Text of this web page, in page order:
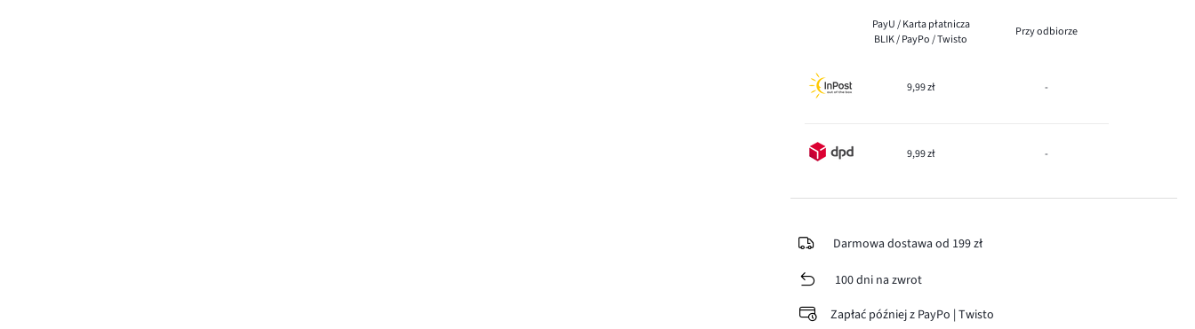
PayU / Karta płatnicza
BLIK / PayPo / Twisto
Przy odbiorze
9,99 zł -
9,99 zł -
Darmowa dostawa od 199 zł
100 dni na zwrot
Zapłać później z PayPo | Twisto